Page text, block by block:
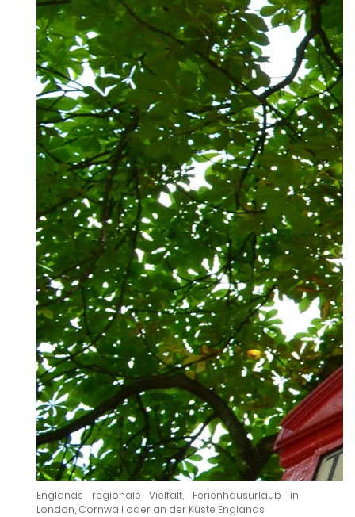
Englands regionale Vielfalt, Ferienhausurlaub in
London, Cornwall oder an der Küste Englands